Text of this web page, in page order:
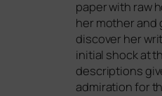
paper with raw
her mother and
dis­co­ver her
initi­al shock at
descrip­ti­ons
admi­ra­ti­on for